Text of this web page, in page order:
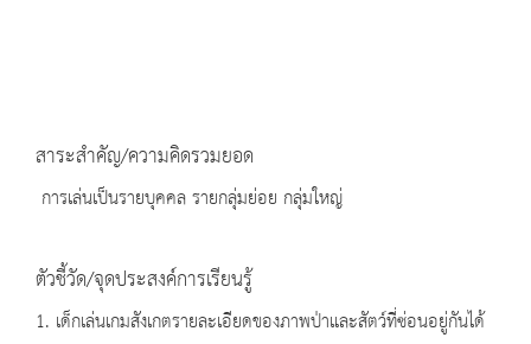
สาระสำคัญ/ความคิดรวมยอด
การเล่นเป็นรายบุคคล รายกลุ่มย่อย กลุ่มใหญ่
ตัวชี้วัด/จุดประสงค์การเรียนรู้
1. เด็กเล่นเกมสังเกตรายละเอียดของภาพป่าและสัตว์ที่ซ่อนอยู่กันได้